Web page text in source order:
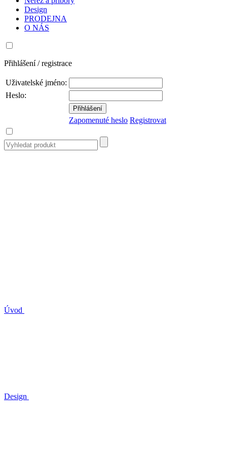
Design
PRODEJNA
O NÁS
Přihlášení / registrace
Uživatelské jméno:
Heslo:
Zapomenuté heslo Registrovat
Úvod
Design